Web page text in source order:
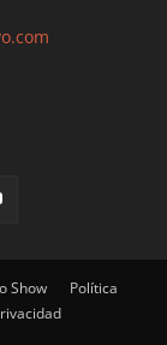
Show
Política